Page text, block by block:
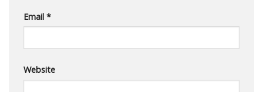
Email *
Website